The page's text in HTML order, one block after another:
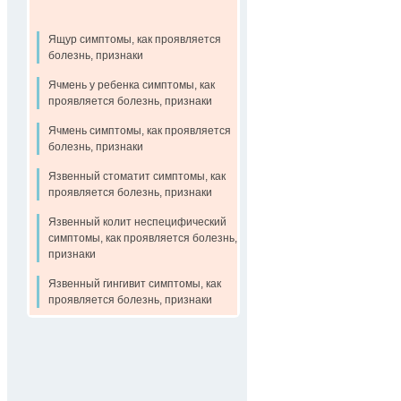
Ящур симптомы, как проявляется
болезнь, признаки
Ячмень у ребенка симптомы, как
проявляется болезнь, признаки
Ячмень симптомы, как проявляется
болезнь, признаки
Язвенный стоматит симптомы, как
проявляется болезнь, признаки
Язвенный колит неспецифический
симптомы, как проявляется болезнь,
признаки
Язвенный гингивит симптомы, как
проявляется болезнь, признаки